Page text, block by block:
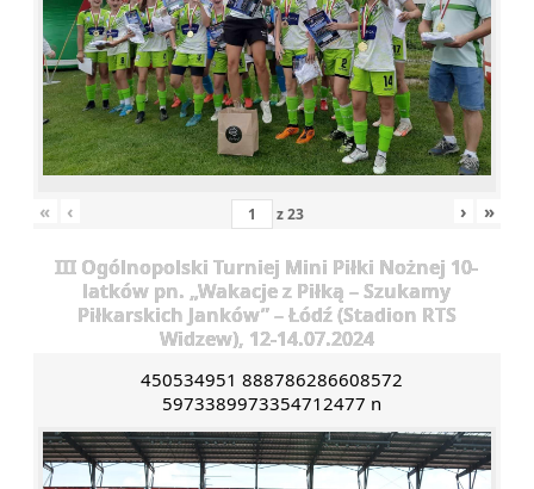
« ‹ z23 › »
III Ogólnopolski Turniej Mini Piłki Nożnej 10-
latków pn. „Wakacje z Piłką – Szukamy
Piłkarskich Janków” – Łódź (Stadion RTS
Widzew), 12-14.07.2024
450534951 888786286608572
5973389973354712477 n